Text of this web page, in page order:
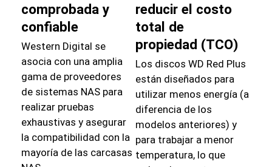
comprobada y
confiable
Western Digital se
asocia con una amplia
gama de proveedores
de sistemas NAS para
realizar pruebas
exhaustivas y asegurar
la compatibilidad con la
mayoría de las carcasas
reducir el costo
total de
propiedad (TCO)
Los discos WD Red Plus
están diseñados para
utilizar menos energía (a
diferencia de los
modelos anteriores) y
para trabajar a menor
temperatura, lo que